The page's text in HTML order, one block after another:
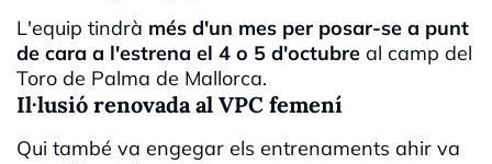
L'equip tindrà més d'un mes per posar-se a punt
de cara a l'estrena el 4 o 5 d'octubre al camp del
Toro de Palma de Mallorca.
Il·lusió renovada al VPC femení
Qui també va engegar els entrenaments ahir va